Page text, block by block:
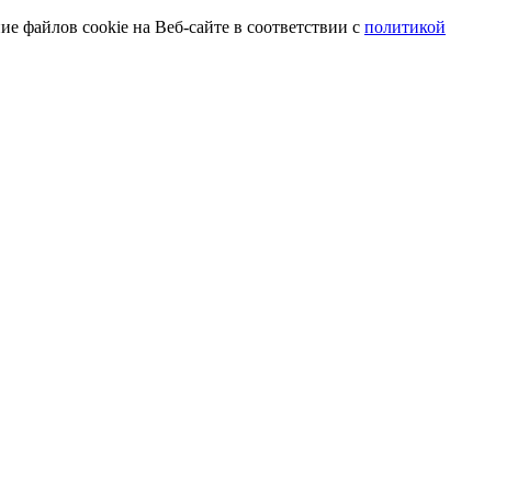
файлов cookie на Веб-сайте в соответствии с политикой